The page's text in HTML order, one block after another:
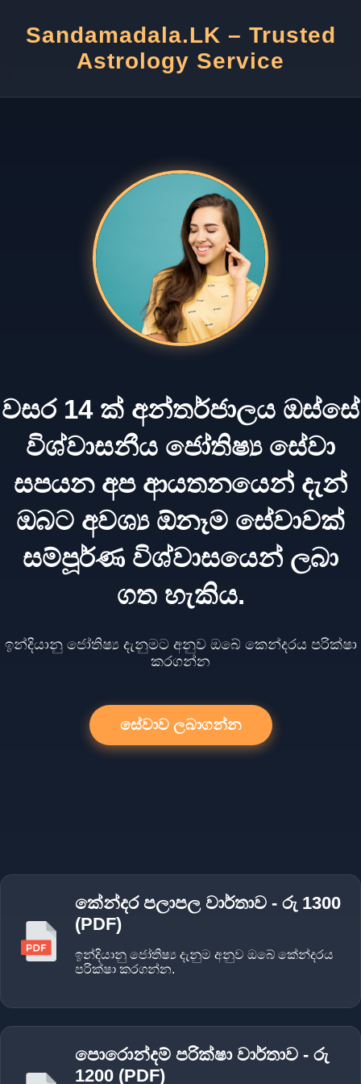
Sandamadala.LK – Trusted
Astrology Service
වසර 14 ක් අන්තර්ජාලය ඔස්සේ
විශ්වාසනීය ජෝතිෂ්‍ය සේවා
සපයන අප ආයතනයෙන් දැන්
ඔබට අවශ්‍ය ඕනෑම සේවාවක්
සම්පූර්ණ විශ්වාසයෙන් ලබා
ගත හැකිය.
ඉන්දියානු ජෝතිෂ්‍ය දැනුමට අනුව ඔබේ කෙන්දරය පරික්ෂා
කරගන්න
සේවාව ලබාගන්න
කේන්දර පලාපල වාර්තාව - රු 1300
(PDF)
ඉන්දියානු ජෝතිෂ්‍ය දැනුම අනුව ඔබේ කේන්දරය
පරික්ෂා කරගන්න.
පොරොන්දම් පරික්ෂා වාර්තාව - රු
1200 (PDF)